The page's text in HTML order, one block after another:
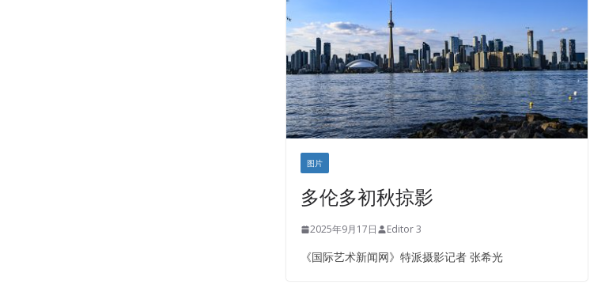
正点印艺设计
图片
多伦多初秋掠影
2025年9月17日 Editor 3
《国际艺术新闻网》特派摄影记者 张希光